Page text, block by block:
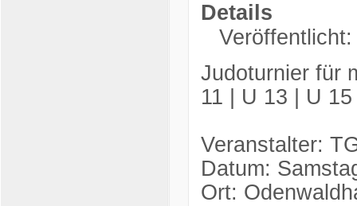
Details
Judoturnier für
11 | U 13 | U 15
Veranstalter:
Datum:
Ort: